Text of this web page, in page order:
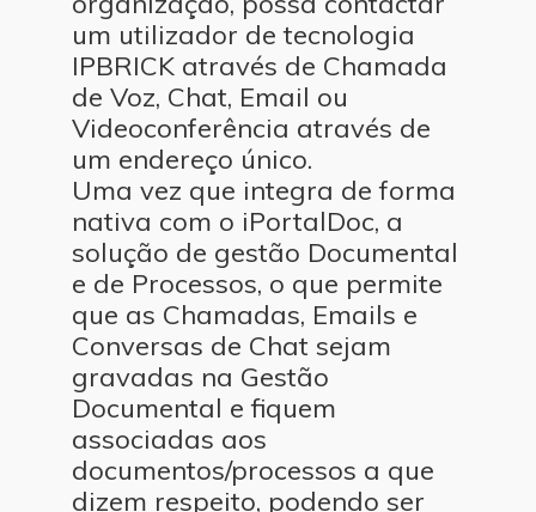
um utilizador de tecnologia
IPBRICK através de Chamada
de Voz, Chat, Email ou
Videoconferência através de
um endereço único.
Uma vez que integra de forma
nativa com o iPortalDoc, a
solução de gestão Documental
e de Processos, o que permite
que as Chamadas, Emails e
Conversas de Chat sejam
gravadas na Gestão
Documental e fiquem
associadas aos
documentos/processos a que
dizem respeito, podendo ser